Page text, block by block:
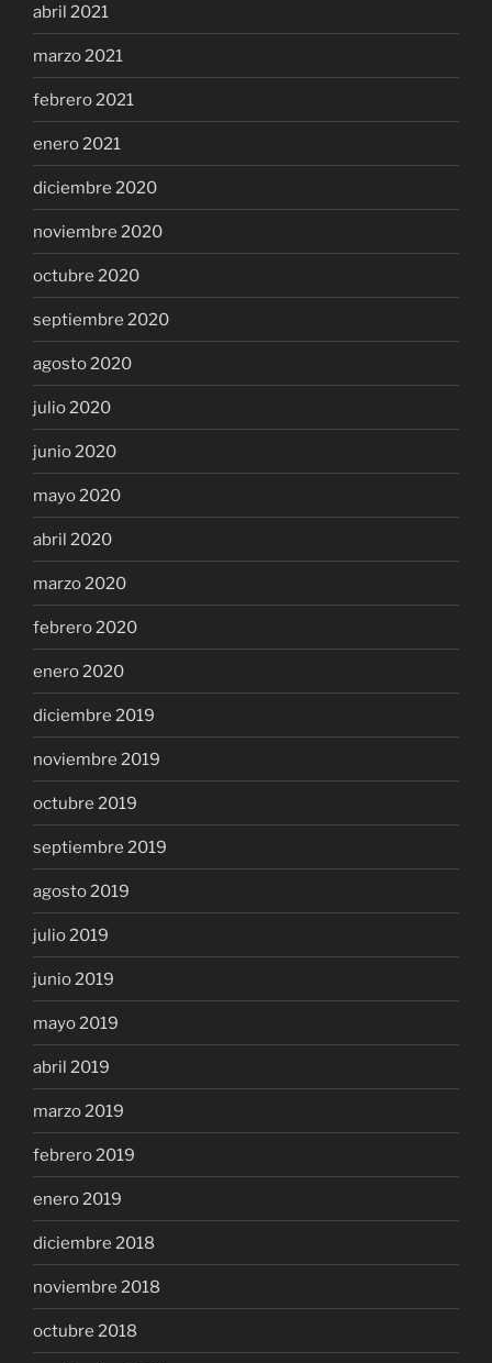
abril 2021
marzo 2021
febrero 2021
enero 2021
diciembre 2020
noviembre 2020
octubre 2020
septiembre 2020
agosto 2020
julio 2020
junio 2020
mayo 2020
abril 2020
marzo 2020
febrero 2020
enero 2020
diciembre 2019
noviembre 2019
octubre 2019
septiembre 2019
agosto 2019
julio 2019
junio 2019
mayo 2019
abril 2019
marzo 2019
febrero 2019
enero 2019
diciembre 2018
noviembre 2018
octubre 2018